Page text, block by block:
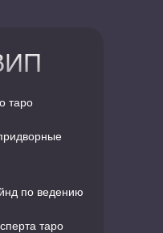
таро
по ведению
таро